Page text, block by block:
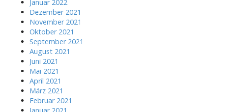
Januar 2022
Dezember 2021
November 2021
Oktober 2021
September 2021
August 2021
Juni 2021
Mai 2021
April 2021
März 2021
Februar 2021